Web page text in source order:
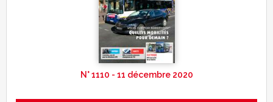
N° 1110 - 11 décembre 2020